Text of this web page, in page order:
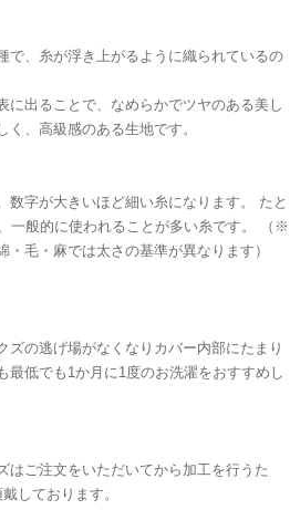
で、糸が浮き上がるように織られているの
に出ることで、なめらかでツヤのある美し
、高級感のある生地です。
字が大きいほど細い糸になります。 たと
一般的に使われることが多い糸です。 （※
毛・麻では太さの基準が異なります）
ズの逃げ場がなくなりカバー内部にたまり
低でも1か月に1度のお洗濯をおすすめし
ご注文をいただいてから加工を行うた
しております。